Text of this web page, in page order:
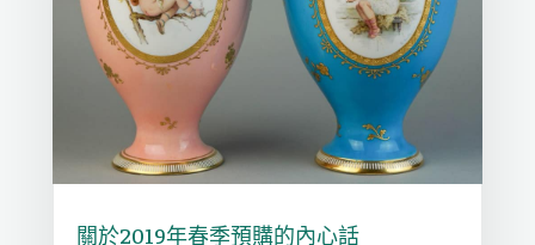
關於2019年春季預購的內心話